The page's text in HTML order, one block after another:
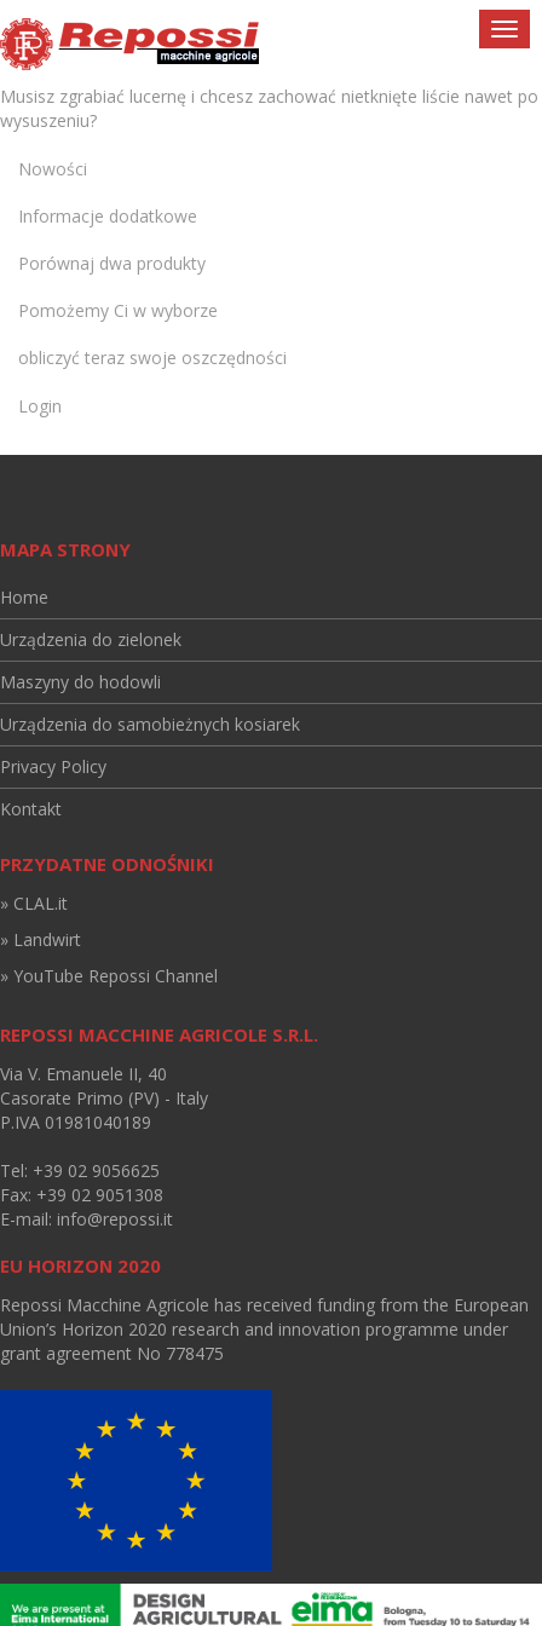
Musisz zgrabiać lucernę i chcesz zachować nietknięte liście nawet po
wysuszeniu?
Nowości
Informacje dodatkowe
Porównaj dwa produkty
Pomożemy Ci w wyborze
obliczyć teraz swoje oszczędności
Login
MAPA STRONY
Home
Urządzenia do zielonek
Maszyny do hodowli
Urządzenia do samobieżnych kosiarek
Privacy Policy
Kontakt
PRZYDATNE ODNOŚNIKI
» CLAL.it
» Landwirt
» YouTube Repossi Channel
REPOSSI MACCHINE AGRICOLE S.R.L.
Via V. Emanuele II, 40
Casorate Primo (PV) - Italy
P.IVA 01981040189
Tel: +39 02 9056625
Fax: +39 02 9051308
E-mail: info@repossi.it
EU HORIZON 2020
Repossi Macchine Agricole has received funding from the European
Union’s Horizon 2020 research and innovation programme under
grant agreement No 778475